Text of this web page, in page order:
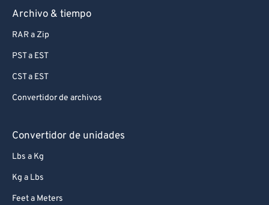
Archivo & tiempo
RAR a Zip
PST a EST
CST a EST
Convertidor de archivos
Convertidor de unidades
Lbs a Kg
Kg a Lbs
Feet a Meters